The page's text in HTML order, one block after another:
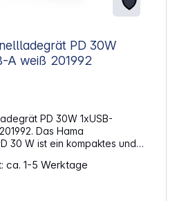
PD 30W
1xUSB-C/1xUSB-A weiß 201992
PD 30W 1xUSB-
Das Hama
30 W ist ein kompaktes und
mit USB-C- und USB-A-
schnelle Aufladen
ca. 1-5 Werktage